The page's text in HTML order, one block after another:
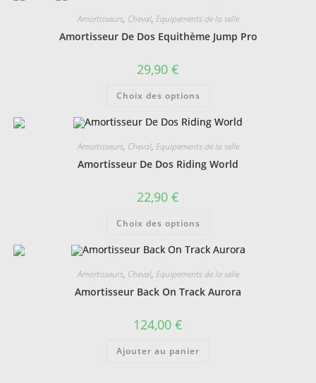
Amortisseurs, Cheval, Equipements de la selle
Amortisseur De Dos Equithème Jump Pro
29,90 €
Choix des options
plusieurs
variations.
options
peuvent
être
Amortisseurs, Cheval, Equipements de la selle
Amortisseur De Dos Riding World
22,90 €
Choix des options
plusieurs
variations.
options
être
Amortisseurs, Cheval, Equipements de la selle
Amortisseur Back On Track Aurora
124,00 €
Ajouter au panier